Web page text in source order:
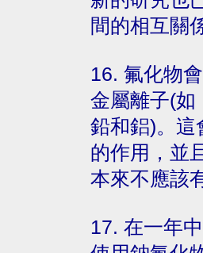
間的相互關
16. 氟化物
金屬離子(如
鉛和鋁)。這
的作用，並
本來不應該
17. 在一年